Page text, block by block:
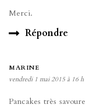
Merci.
Répondre
MARINE
vendredi 1 mai 2015 à 16
Pancakes très